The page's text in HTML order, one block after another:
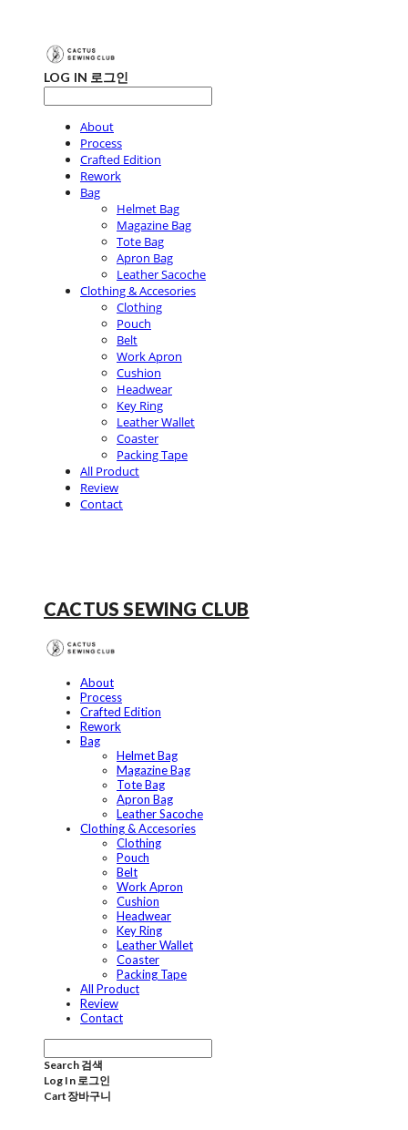
LOG IN 로그인
About
Process
Crafted Edition
Rework
Bag
Helmet Bag
Magazine Bag
Tote Bag
Apron Bag
Leather Sacoche
Clothing & Accesories
Clothing
Pouch
Belt
Work Apron
Cushion
Headwear
Key Ring
Leather Wallet
Coaster
Packing Tape
All Product
Review
Contact
CACTUS SEWING CLUB
About
Process
Crafted Edition
Rework
Bag
Helmet Bag
Magazine Bag
Tote Bag
Apron Bag
Leather Sacoche
Clothing & Accesories
Clothing
Pouch
Belt
Work Apron
Cushion
Headwear
Key Ring
Leather Wallet
Coaster
Packing Tape
All Product
Review
Contact
Search 검색
Log In 로그인
Cart 장바구니